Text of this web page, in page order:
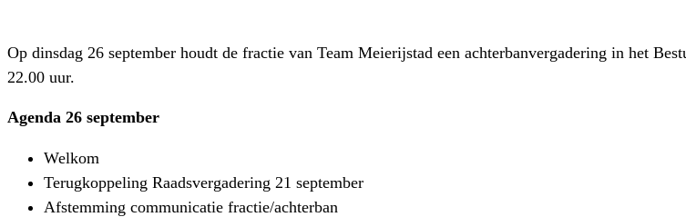
Op dinsdag 26 september houdt de fractie van Team Meierijstad een achterbanvergadering in het
22.00 uur.
Agenda 26 september
Welkom
Terugkoppeling Raadsvergadering 21 september
Afstemming communicatie fractie/achterban